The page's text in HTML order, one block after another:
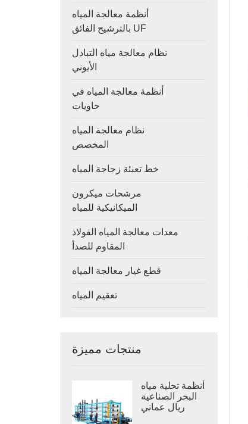
أنظمة معالجة المياه
بالترشيح الفائق UF
نظام معالجة مياه التبادل
الأيوني
أنظمة معالجة المياه في
حاويات
نظام معالجة المياه
المخصص
خط تعبئة زجاجة المياه
مرشحات ميكرون
الميكانيكية للمياه
معدات معالجة المياه الفولاذ
المقاوم للصدأ
قطع غيار معالجة المياه
تعقيم المياه
منتجات مميزة
أنظمة تحلية مياه
البحر الصناعية
ريال عماني